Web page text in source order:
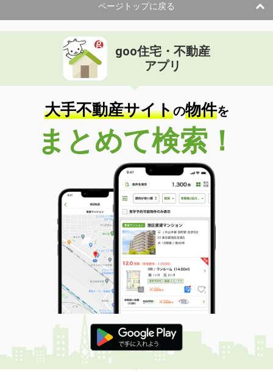
ページトップに戻る
goo住宅・不動産
アプリ
大手不動産サイトの物件を
まとめて検索！